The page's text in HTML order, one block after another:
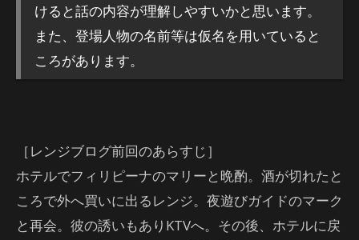
けると話の内容が理解しやすいかと思います。
また、登場人物の名前等は仮名を用いていると
ころがあります。
［レンジブログ前回のあらすじ］
ホテルでフィリピーナのマリーと晩酌。酒が切れたと
ころで外へ買いに出るレンジ。夜遊びガイドのマーク
と再会。彼の誘いもありKTVへ。その後、ホテルに戻